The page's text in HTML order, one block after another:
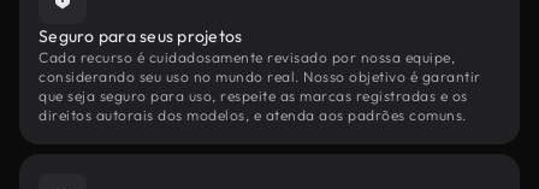
Seguro para seus projetos
Cada recurso é cuidadosamente revisado por nossa equipe,
considerando seu uso no mundo real. Nosso objetivo é garantir
que seja seguro para uso, respeite as marcas registradas e os
direitos autorais dos modelos, e atenda aos padrões comuns.